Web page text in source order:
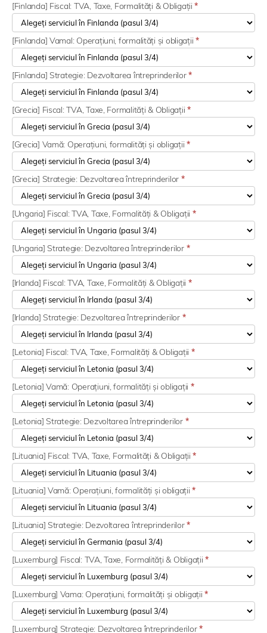
[Finlanda] Fiscal: TVA, Taxe, Formalități & Obligații*
[Finlanda] Vamal: Operațiuni, formalități și obligații*
[Finlanda] Strategie: Dezvoltarea întreprinderilor*
[Grecia] Fiscal: TVA, Taxe, Formalități & Obligații*
[Grecia] Vamă: Operațiuni, formalități și obligații*
[Grecia] Strategie: Dezvoltarea întreprinderilor *
[Ungaria] Fiscal: TVA, Taxe, Formalități & Obligații *
[Ungaria] Strategie: Dezvoltarea întreprinderilor *
[Irlanda] Fiscal: TVA, Taxe, Formalități & Obligații *
[Irlanda] Strategie: Dezvoltarea întreprinderilor *
[Letonia] Fiscal: TVA, Taxe, Formalități & Obligații *
[Letonia] Vamă: Operațiuni, formalități și obligații *
[Letonia] Strategie: Dezvoltarea întreprinderilor *
[Lituania] Fiscal: TVA, Taxe, Formalități & Obligații*
[Lituania] Vamă: Operațiuni, formalități și obligații*
[Lituania] Strategie: Dezvoltarea întreprinderilor*
[Luxemburg] Fiscal: TVA, Taxe, Formalități & Obligații*
[Luxemburg] Vama: Operațiuni, formalități și obligații*
[Luxemburg] Strategie: Dezvoltarea întreprinderilor*